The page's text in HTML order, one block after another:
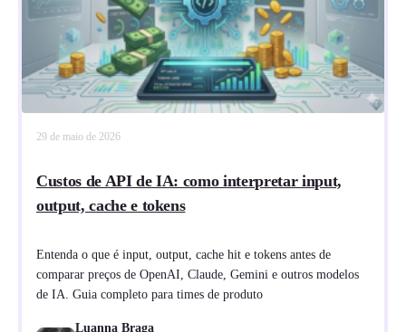
29 de maio de 2026
Custos de API de IA: como interpretar input,
output, cache e tokens
Entenda o que é input, output, cache hit e tokens antes de
comparar preços de OpenAI, Claude, Gemini e outros modelos
de IA. Guia completo para times de produto
Luanna Braga